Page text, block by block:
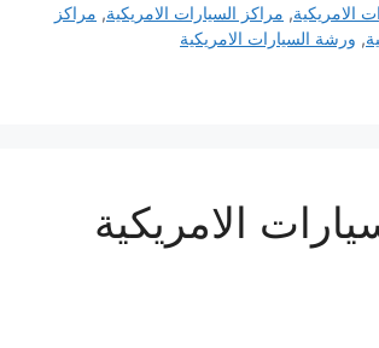
الامريكية, مراكز السيارات الامريكية, مراكز
, ورشة السيارات الامريكية
الامريكية